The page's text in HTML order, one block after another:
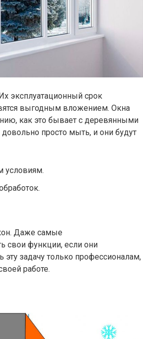
эксплуатационный срок
выгодным вложением. Окна
как это бывает с деревянными
просто мыть, и они будут
условиям.
Даже самые
свои функции, если они
задачу только профессионалам,
работе.